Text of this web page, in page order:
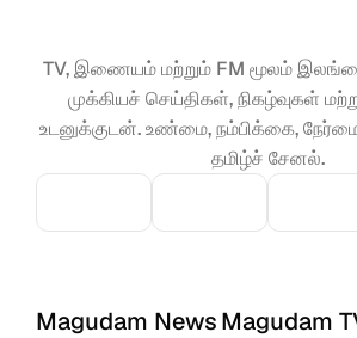
TV, இணையம் மற்றும் FM மூலம்
முக்கியச் செய்திகள், நிகழ்வுகள்
உடனுக்குடன். உண்மை, நம்பிக்கை,
தமிழ்ச் சேனல்.
Magudam NewsMagudam